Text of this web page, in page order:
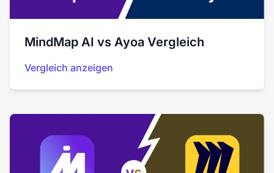
MindMap AI vs Ayoa Vergleich
Vergleich anzeigen